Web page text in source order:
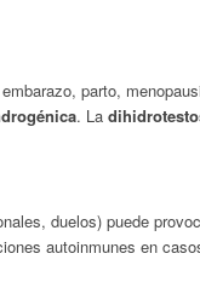
parto,
. La
duelos) puede
autoinmunes en